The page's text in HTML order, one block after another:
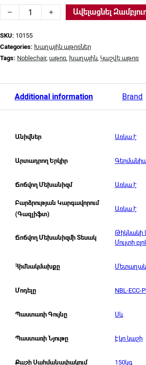
Խաղային աթոռ, Noblechair, NBL-ECC-PU-
Ավելացնել
SKU: 10155
Categories: Խաղային աթոռներ
Tags: Noblechair, աթոռ, խաղային, Կաշվե աթոռ
Additional information Brand
Անիվներ Առկա է
Արտադրող Երկիր
Ճոճվող Մեխանիզմ Առկա է
Բարձրության Կարգավորում
(Գազլիֆտ)
Առկա է
Ճոճվող Մեխանիզմի Տեսակ
Թիկնակի
Մուլտի
Հիմնակմախքը
Մոդելը NBL-ECC-
Պաստառի Գույնը Սև
Պաստառի Նյութը Էկո կաշի
Քաշի Սահմանափակում 150կգ